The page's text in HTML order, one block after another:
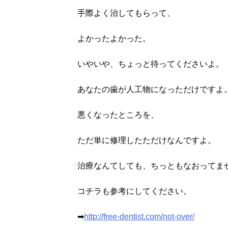
手際よく治してもらって、
よかったよかった。
いやいや、ちょっと待ってくださいよ。
あなたの歯が人工物になっただけですよ。
悪くなったところを、
ただ単に修理したただけなんですよ。
治療なんてしても、ちっともなおってま
コチラも参考にしてください。
➡http://free-dentist.com/not-over/